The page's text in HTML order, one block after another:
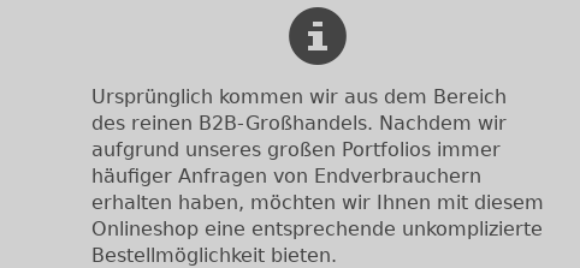
Ursprünglich kommen wir aus dem Bereich
des reinen B2B-Großhandels. Nachdem wir
aufgrund unseres großen Portfolios immer
häufiger Anfragen von Endverbrauchern
erhalten haben, möchten wir Ihnen mit diesem
Onlineshop eine entsprechende unkomplizierte
Bestellmöglichkeit bieten.